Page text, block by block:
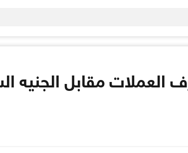
العملات مقابل الجنيه